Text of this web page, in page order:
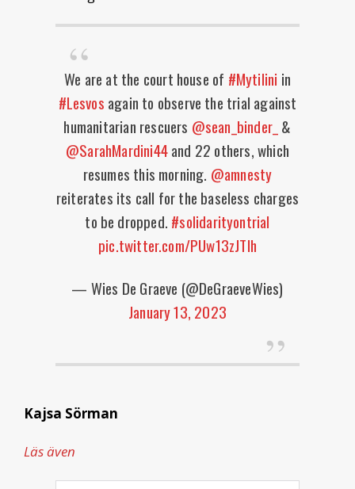
We are at the court house of #Mytilini in
#Lesvos again to observe the trial against
humanitarian rescuers @sean_binder_ &
@SarahMardini44and 22 others, which
resumes this morning. @amnesty
reiterates its call for the baseless charges
to be dropped. #solidarityontrial
pic.twitter.com/PUw13zJTIh
— Wies De Graeve (@DeGraeveWies)
January 13, 2023
Kajsa Sörman
Läs även